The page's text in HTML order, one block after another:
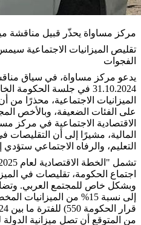
مركز مساواة يحذّر قبيل مناقشة ميزانية 2025 اليوم في
تقليص الميزانيات الاجتماعية
الفجوات
يدعو مركز مساواة، في سياق
31.10.2024 في جلسة
الميزانيات الاجتماعية، محذرًا من
على الفئات الضعيفة، وبالأخص
الاقتصادية الاجتماعية في مركز
المالية، مشيرًا إلى أن التقليصات
التعليم، والرفاه الاجتماعي
اجتماع الحكومة، تقليصات في
وبشكل خاص للمجتمع العربي.
إلى نسبة 15% من
قرار الحكومة 550) للفترة ما بين 2024 وحتى عام 2026.